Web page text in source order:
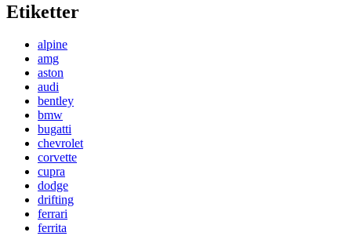
Etiketter
alpine
amg
aston
audi
bentley
bmw
bugatti
chevrolet
corvette
cupra
dodge
drifting
ferrari
ferrita